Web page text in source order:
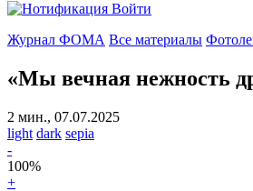
Войти
Журнал ФОМА Все материалы
«Мы вечная нежность
2 мин., 07.07.2025
light dark sepia
-
100%
+